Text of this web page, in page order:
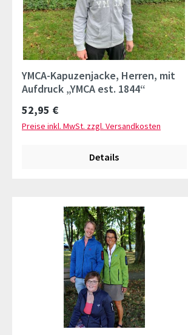
YMCA-Kapuzenjacke, Herren, mit
Aufdruck „YMCA est. 1844“
Regulärer Preis:
52,95 €
Preise inkl. MwSt. zzgl. Versandkosten
Details